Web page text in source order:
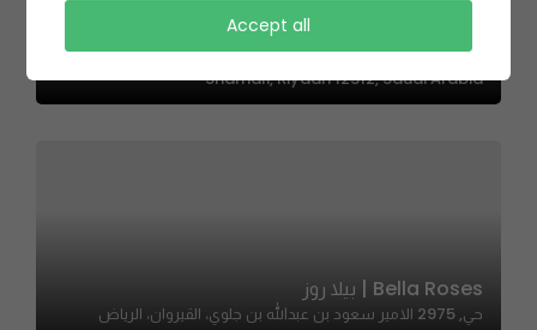
حي, 6860 Prince Sultan Ibn Abdulaziz, Al Mathar Ash
Shamali, Riyadh 12312, Saudi Arabia
Bella Roses | بيلا روز
حي, 2975 الامير سعود بن عبدالله بن جلوي، القيروان، الرياض
Accept all